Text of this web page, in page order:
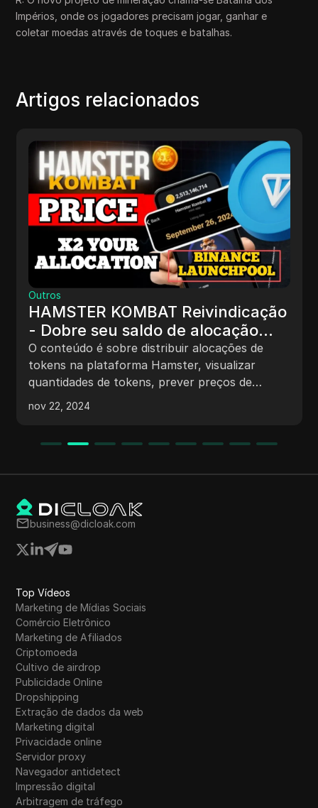
Impérios, onde os jogadores precisam jogar, ganhar e
coletar moedas através de toques e batalhas.
Artigos relacionados
Outros
HAMSTER KOMBAT Reivindicação
- Dobre seu saldo de alocação
com este método | Preço de
listagem do hamster
O conteúdo é sobre distribuir alocações de
tokens na plataforma Hamster, visualizar
quantidades de tokens, prever preços de
listagem, participar no lançamento de pool da
Binance para obter mais tokens, apostar ativos
e dicas para maximizar oportunidades de
nov 22, 2024
business@dicloak.com
Top Vídeos
Marketing de Mídias Sociais
Comércio Eletrônico
Marketing de Afiliados
Criptomoeda
Cultivo de airdrop
Publicidade Online
Dropshipping
Extração de dados da web
Marketing digital
Privacidade online
Servidor proxy
Navegador antidetect
Impressão digital
Arbitragem de tráfego